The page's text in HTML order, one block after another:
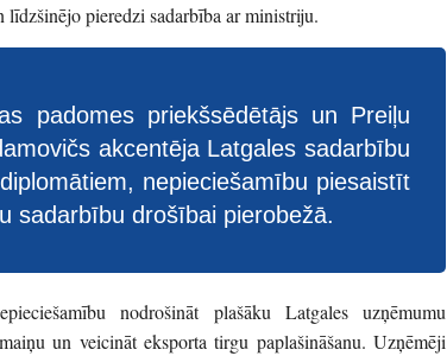
pieredzi sadarbība ar ministriju.
padomes priekšsēdētājs un Preiļu
akcentēja Latgales sadarbību
nepieciešamību piesaistīt
sadarbību drošībai pierobežā.
nodrošināt plašāku Latgales uzņēmumu
un veicināt eksporta tirgu paplašināšanu. Uzņēmēji